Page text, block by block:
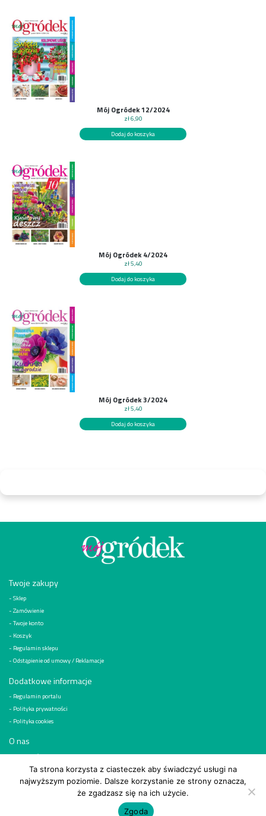
Mój Ogródek 12/2024
zł6,90
Dodaj do koszyka
Mój Ogródek 4/2024
zł5,40
Dodaj do koszyka
Mój Ogródek 3/2024
zł5,40
Dodaj do koszyka
Twoje zakupy
Sklep
Zamówienie
Twoje konto
Koszyk
Regulamin sklepu
Odstąpienie od umowy / Reklamacje
Dodatkowe informacje
Regulamin portalu
Polityka prywatności
Polityka cookies
O nas
Kim jesteśmy
Reklama
Kontakt
Wydawnictwo „Działkowiec” Sp. z o.o, ul. Bobrowiecka 1, 00-728 Warszawa
Ta strona korzysta z ciasteczek aby świadczyć usługi na
najwyższym poziomie. Dalsze korzystanie ze strony oznacza,
że zgadzasz się na ich użycie.
Zgoda